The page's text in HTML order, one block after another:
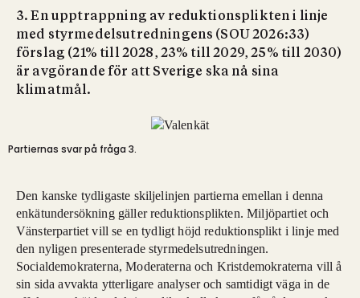
3. En upptrappning av reduktionsplikten i linje
med styrmedelsutredningens (SOU 2026:33)
förslag (21% till 2028, 23% till 2029, 25% till 2030)
är avgörande för att Sverige ska nå sina
klimatmål.
Partiernas svar på fråga 3.
Den kanske tydligaste skiljelinjen partierna emellan i denna
enkätundersökning gäller reduktionsplikten. Miljöpartiet och
Vänsterpartiet vill se en tydligt höjd reduktionsplikt i linje med
den nyligen presenterade styrmedelsutredningen.
Socialdemokraterna, Moderaterna och Kristdemokraterna vill å
sin sida avvakta ytterligare analyser och samtidigt väga in de